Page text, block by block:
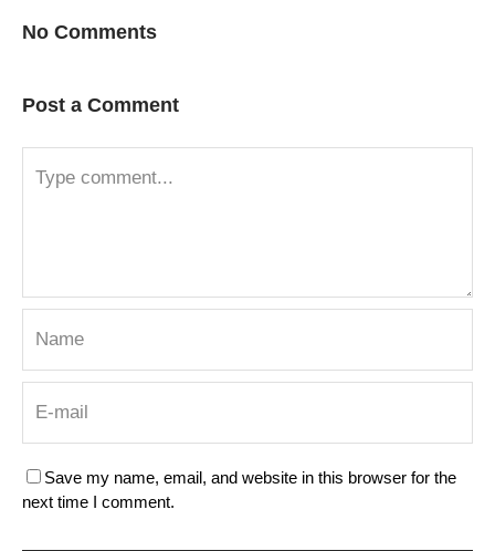
No Comments
Post a Comment
Save my name, email, and website in this browser for the
next time I comment.